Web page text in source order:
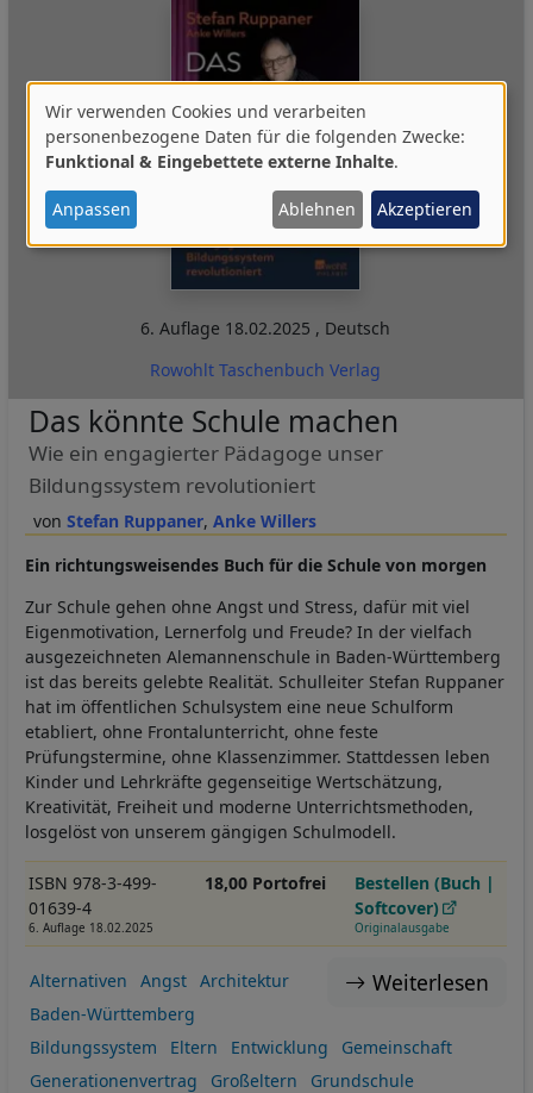
6. Auflage 18.02.2025 , Deutsch
Rowohlt Taschenbuch Verlag
Stefan Ruppaner Anke Willers
Das könnte Schule machen
Wie ein engagierter Pädagoge unser
Bildungssystem revolutioniert
Ein richtungsweisendes Buch für die Schule von morgen
Zur Schule gehen ohne Angst und Stress, dafür mit viel
Eigenmotivation, Lernerfolg und Freude? In der vielfach
ausgezeichneten Alemannenschule in Baden-Württemberg
ist das bereits gelebte Realität. Schulleiter Stefan Ruppaner
hat im öffentlichen Schulsystem eine neue Schulform
etabliert, ohne Frontalunterricht, ohne feste
Prüfungstermine, ohne Klassenzimmer. Stattdessen leben
Kinder und Lehrkräfte gegenseitige Wertschätzung,
Kreativität, Freiheit und moderne Unterrichtsmethoden,
losgelöst von unserem gängigen Schulmodell.
ISBN 978-3-499-
01639-4
6. Auflage 18.02.2025
18,00 Portofrei
Bestellen (Buch |
Softcover)
Originalausgabe
Weiterlesen
Alternativen Angst
Architektur
Baden-Württemberg
Bildungssystem
Eltern Entwicklung
Gemeinschaft
Generationenvertrag
Großeltern
Grundschule
Verwendung
von
personenbezogenen
Daten
Wir verwenden Cookies und verarbeiten
personenbezogene Daten für die folgenden Zwecke:
Funktional & Eingebettete externe Inhalte.
Anpassen Ablehnen Akzeptieren